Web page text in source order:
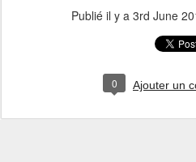
Publié il y a 3rd June
0 Ajouter un